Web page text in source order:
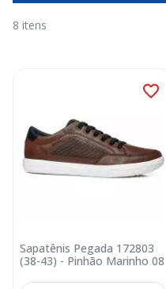
8 itens
Sapatênis Pegada 172803
(38-43) - Pinhão Marinho 08